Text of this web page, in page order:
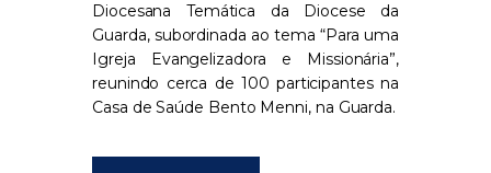
Diocesana Temática da Diocese da
Guarda, subordinada ao tema “Para uma
Igreja Evangelizadora e Missionária”,
reunindo cerca de 100 participantes na
Casa de Saúde Bento Menni, na Guarda.